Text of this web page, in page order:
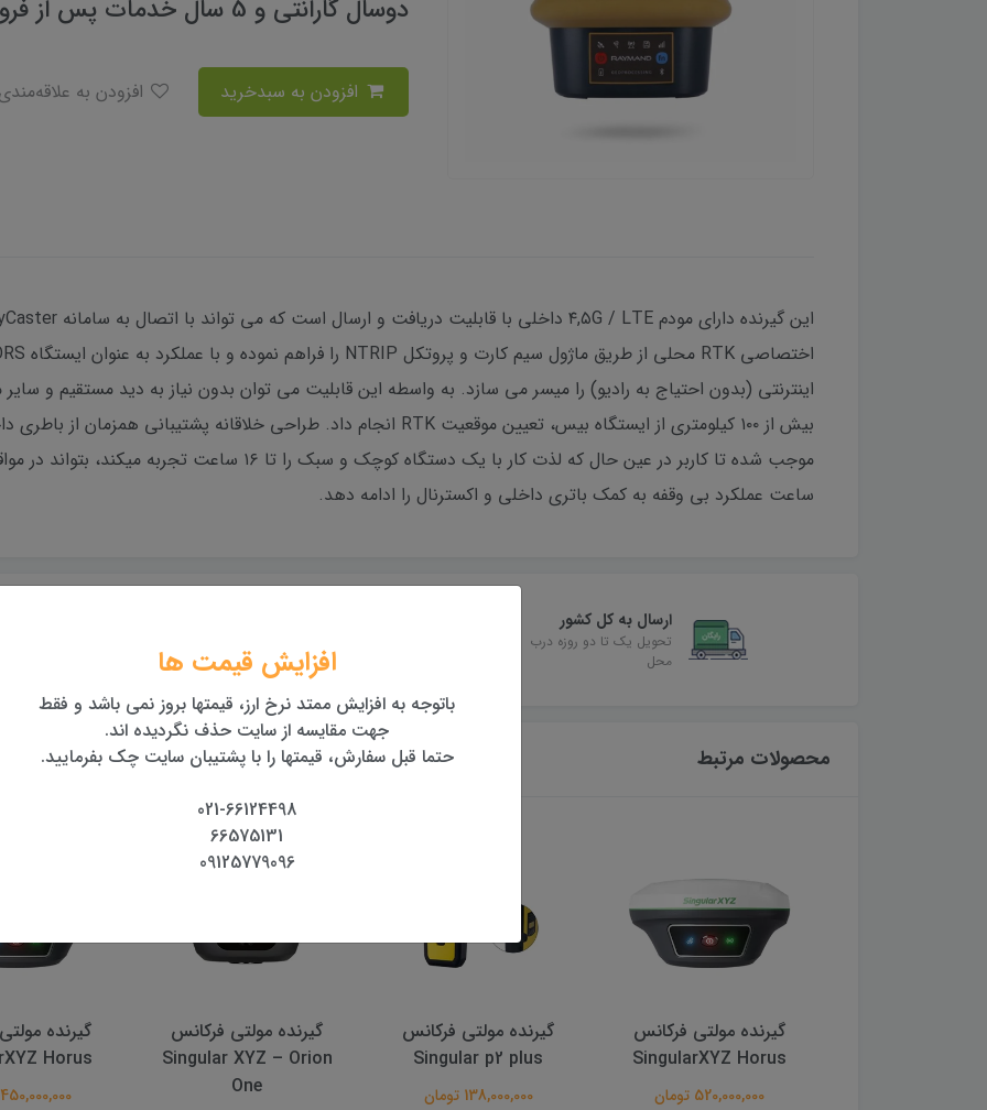
دوسال گارانتی و 5 سال خدمات پس از فروش
اینترنتی (بدون احتیاج به رادیو) را میسر می سازد. به واسطه این قابلیت می توان بدون نیاز به دید مستقیم و
ساعت عملکرد بی وقفه به کمک باتری داخلی و اکسترنال را ادامه دهد.
ارسال به کل کشور
تحویل یک تا دو روزه درب
محل
بهترین قیمت روز تجهیزات
همراه با گارانتی معتبر
محصولات مرتبط
گیرنده مولتی فرکانس
SingularXYZ Horus
520,000,000 تومان
گیرنده مولتی فرکانس
Singular p2 plus
138,000,000 تومان
گیرنده مولتی فرکانس
Singular XYZ – Orion
One
گیرنده
Horus
450,000,000 تومان
افزایش قیمت ها
باتوجه به افزایش ممتد نرخ ارز، قیمتها بروز نمی باشد و فقط
جهت مقایسه از سایت حذف نگردیده اند.
حتما قبل سفارش، قیمتها را با پشتیبان سایت چک بفرمایید.
021-66124498
66575131
09125779096